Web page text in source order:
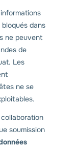
dans
ne peuvent
de
Les
ne se
soumission